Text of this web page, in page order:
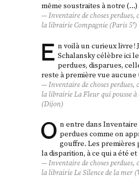
même soustraites à notre (…)
Inventaire de choses perdues,
la librairie Compagnie (Paris 5ᵉ)
E n voilà un curieux livre !
Schalansky célèbre ici
perdues, disparues,
reste à première vue aucune
Inventaire de choses perdues,
la librairie La Fleur qui pousse
(Dijon)
O n entre dans Inventaire
perdues comme on
gouffre. Les premières
la disparition, à ce qui a été et
Inventaire de choses perdues,
la librairie Le Silence de la mer